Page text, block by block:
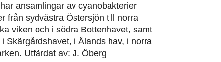
ansamlingar av cyanobakterier
från sydvästra Östersjön till norra
viken och i södra Bottenhavet, samt
Skärgårdshavet, i Ålands hav, i norra
Utfärdat av: J. Öberg